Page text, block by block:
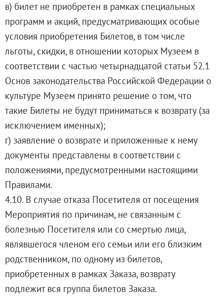
в) билет не приобретен в рамках специальных
программ и акций, предусматривающих особые
условия приобретения Билетов, в том числе
льготы, скидки, в отношении которых Музеем в
соответствии с частью четырнадцатой статьи 52.1
Основ законодательства Российской Федерации о
культуре Музеем принято решение о том, что
такие Билеты не будут приниматься к возврату (за
исключением именных);
г) заявление о возврате и приложенные к нему
документы представлены в соответствии с
положениями, предусмотренными настоящими
Правилами.
4.10. В случае отказа Посетителя от посещения
Мероприятия по причинам, не связанным с
болезнью Посетителя или со смертью лица,
являвшегося членом его семьи или его близким
родственником, по одному из билетов,
приобретенных в рамках Заказа, возврату
подлежит вся группа билетов Заказа.